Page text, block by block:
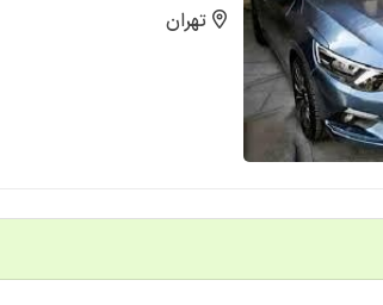
تهران